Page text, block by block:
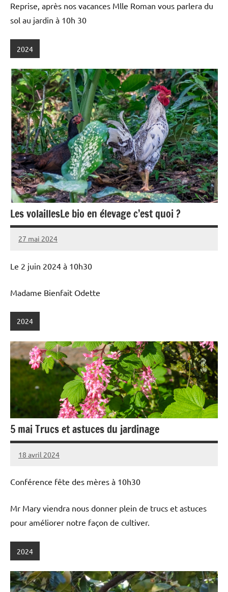
Reprise, après nos vacances Mlle Roman vous parlera du
sol au jardin à 10h 30
2024
Les volaillesLe bio en élevage c’est quoi ?
27 mai 2024
admin
Le 2 juin 2024 à 10h30
Madame Bienfait Odette
2024
5 mai Trucs et astuces du jardinage
18 avril 2024
admin
Conférence fête des mères à 10h30
Mr Mary viendra nous donner plein de trucs et astuces
pour améliorer notre façon de cultiver.
2024